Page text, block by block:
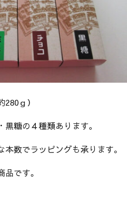
ｇ）
糖の４種類あります。
本数でラッピングも承ります。
です。